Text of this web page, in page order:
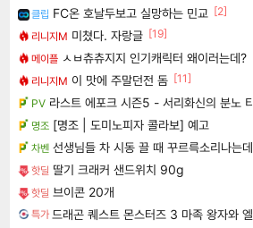
클립 FC온 호날두보고 실망하는 민교 [2]
리니지M 미쳤다. 자랑글 [19]
메이플 ㅅㅂ츄츄지지 인기캐릭터 왜이러는데?
리니지M 이 맛에 주말던전 돔 [11]
PV 라스트 에포크 시즌5 - 서리화신의 분노
명조 [명조 | 도미노피자 콜라보] 예고
차벤 선생님들 차 시동 끌 때 꾸르륵소리나는데
핫딜 딸기 크래커 샌드위치 90g
핫딜 브이콘 20개
특가